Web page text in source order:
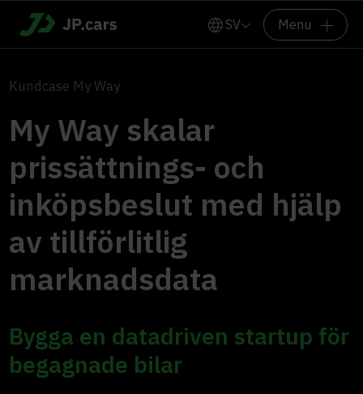
SV Menu
Kundcase My Way
My Way skalar
prissättnings- och
inköpsbeslut med hjälp
av tillförlitlig
marknadsdata
Bygga en datadriven startup för
begagnade bilar